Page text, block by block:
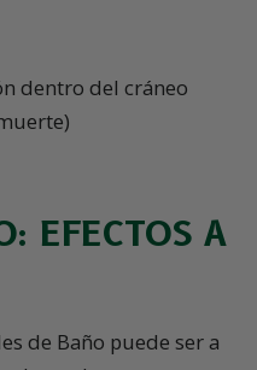
dentro del cráneo
EFECTOS A
de Baño puede ser a